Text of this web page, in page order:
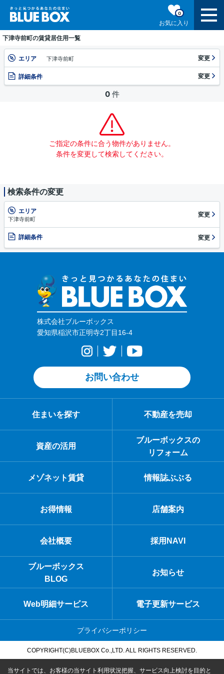
お気に入り
0
下津寺前町の賃貸居住用一覧
エリア 下津寺前町 変更
詳細条件 変更
0 件
ご指定の条件に合う物件がありません。
条件を変更して検索してください。
検索条件の変更
エリア
下津寺前町
変更
詳細条件 変更
株式会社ブルーボックス
愛知県稲沢市正明寺2丁目16-4
お問い合わせ
住まいを探す 不動産を売却
資産の活用
ブルーボックスの
リフォーム
メゾネット賃貸 情報誌ぶぶる
お得情報 店舗案内
会社概要 採用NAVI
ブルーボックス
BLOG
お知らせ
Web明細サービス 電子更新サービス
プライバシーポリシー
COPYRIGHT(C)BLUEBOX Co.,LTD. ALL RIGHTS RESERVED.
当サイトでは、お客様の当サイト利用状況把握、サービス向上検討を目的と